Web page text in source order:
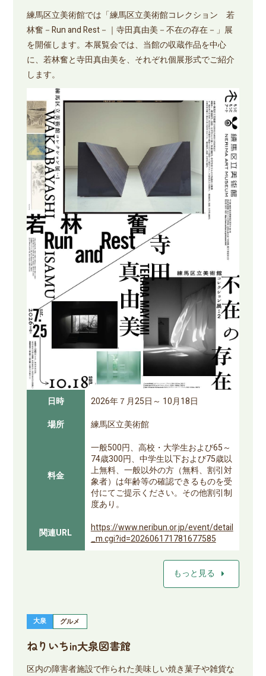
練馬区立美術館では「練馬区立美術館コレクション 若
林奮－Run and Rest－｜寺田真由美－不在の存在－」展
を開催します。本展覧会では、当館の収蔵作品を中心
に、若林奮と寺田真由美を、それぞれ個展形式でご紹介
します。
日時
2026年７月25日～ 10月18日
場所
練馬区立美術館
料金
一般500円、高校・大学生および65～
74歳300円、中学生以下および75歳以
上無料、一般以外の方（無料、割引対
象者）は年齢等の確認できるものを受
付にてご提示ください。その他割引制
度あり。
関連URL
https://www.neribun.or.jp/event/detail
_m.cgi?id=202606171781677585
もっと見る arrow_right
大泉 グルメ
ねりいちin大泉図書館
区内の障害者施設で作られた美味しい焼き菓子や雑貨な